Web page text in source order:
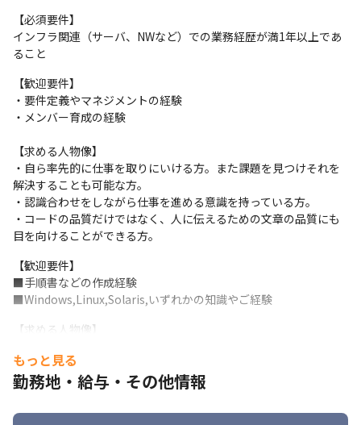
これまで「従業員は使い捨て。会社が儲かればいいや」という方
針の会社で疲弊しているエンジニアを沢山見てきました。会社の
ビジョンである「僕らの力でちょっとだけ世界を明るくする」を
達成するために大切なエンジニアメンバーの人生が更により良い
ものになって欲しいという想いが土台になっています。
現在の代表は現役のエンジニアで創業者の思いをしっかりと引き
継いでいます。
■本人のキャリアアップ、希望を考えた案件選択制
当社はエンジニアとキャリアの相談をし、今より市場価値が高い
エンジニアになれるような案件は何かを一緒に考えた上で案件を
本人と一緒になって決めます。そのときの市場感により全てが希
望通りとは行きませんが、会社が一方的に業務を割り当てる事は
ありません。
■エンジニアの働き方を重視
当社では利益よりエンジニアの働き方を重視しています。平均残
業間も10h以下で、プライベートの時間も確保しています。もし理
不尽な依頼により残業が続くような案件であった場合、改善要望
います。
【必須要件】
インフラ関連（サーバ、NWなど）での業務経歴が満1年以上であ
ること
【歓迎要件】
・要件定義やマネジメントの経験
・メンバー育成の経験
【求める人物像】
・自ら率先的に仕事を取りにいける方。また課題を見つけそれを
解決することも可能な方。
・認識合わせをしながら仕事を進める意識を持っている方。
・コードの品質だけではなく、人に伝えるための文章の品質にも
目を向けることができる方。
【歓迎要件】
■手順書などの作成経験
■Windows,Linux,Solaris,いずれかの知識やご経験
【求める人物像】
解決することも可能な方。
■認識合わせをしながら仕事を進める意識を持っている方。
もっと見る
勤務地・給与・その他情報